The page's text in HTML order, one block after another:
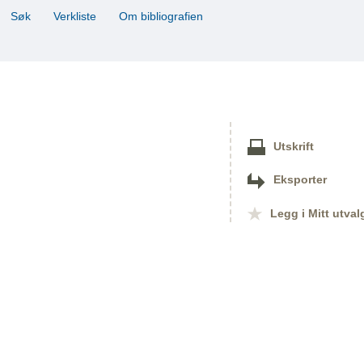
Søk Verkliste Om bibliografien
Utskrift
Eksporter
Legg i Mitt